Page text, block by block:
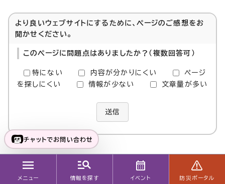
より良いウェブサイトにするために、ページのご感想をお
聞かせください。
このページに問題点はありましたか？（複数回答可）
特にない 内容が分かりにくい
ページ
を探しにくい
情報が少ない 文章量が多い
送信
お問い合わせ
メニュー 情報を探す イベント 防災ポータル
チャットでお問い合わせ